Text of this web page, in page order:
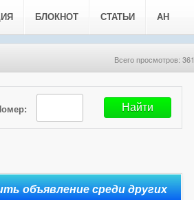
БЛОКНОТ СТАТЬИ АН
Всего просмотров: 361